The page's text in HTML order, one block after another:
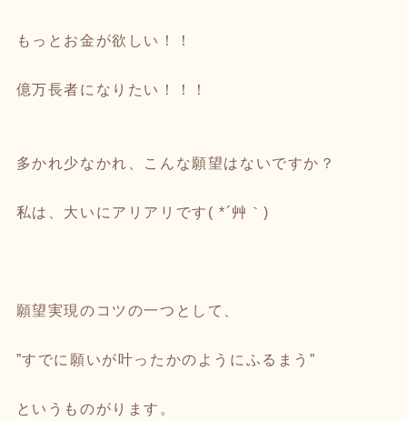
もっとお金が欲しい！！
億万長者になりたい！！！
多かれ少なかれ、こんな願望はないですか？
私は、大いにアリアリです( *´艸｀)
願望実現のコツの一つとして、
”すでに願いが叶ったかのようにふるまう”
というものがります。